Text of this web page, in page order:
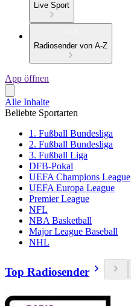
Live Sport
Radiosender von A-Z
App öffnen
Alle Inhalte
Beliebte Sportarten
1. Fußball Bundesliga
2. Fußball Bundesliga
3. Fußball Liga
DFB-Pokal
UEFA Champions League
UEFA Europa League
Premier League
NFL
NBA Basketball
Major League Baseball
NHL
Top Radiosender